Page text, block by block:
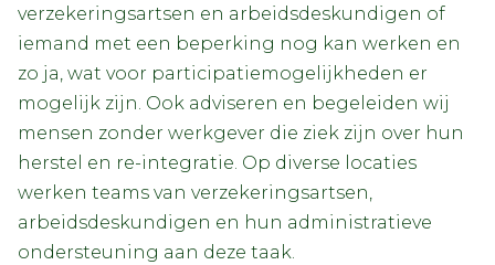
verzekeringsartsen en arbeidsdeskundigen of
iemand met een beperking nog kan werken en
zo ja, wat voor participatiemogelijkheden er
mogelijk zijn. Ook adviseren en begeleiden wij
mensen zonder werkgever die ziek zijn over hun
herstel en re-integratie. Op diverse locaties
werken teams van verzekeringsartsen,
arbeidsdeskundigen en hun administratieve
ondersteuning aan deze taak.